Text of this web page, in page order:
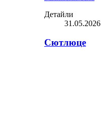
Детайли
31.05.2026
Сютлюце